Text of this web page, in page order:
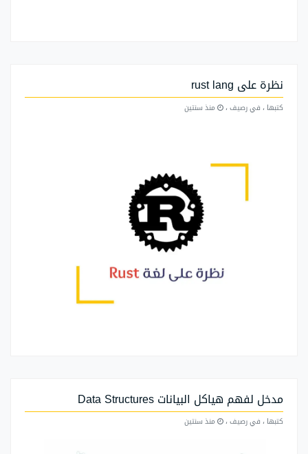
نظرة على rust lang
كتبها ، في رصيف ، منذ سنتين
مدخل لفهم هياكل البيانات Data Structures
كتبها ، في رصيف ، منذ سنتين